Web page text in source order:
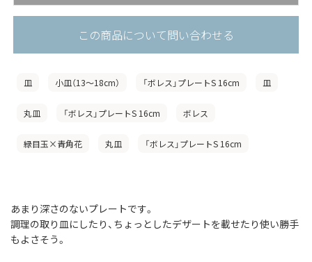
この商品について問い合わせる
皿 小皿（13〜18cm） 「ボレス」プレートS 16cm 皿
丸皿 「ボレス」プレートS 16cm ボレス
緑目玉×青角花 丸皿 「ボレス」プレートS 16cm
あまり深さのないプレートです。
調理の取り皿にしたり、ちょっとしたデザートを載せたり使い勝手
もよさそう。